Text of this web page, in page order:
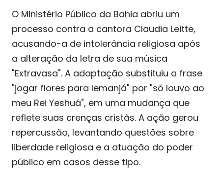
O Ministério Público da Bahia abriu um
processo contra a cantora Claudia Leitte,
acusando-a de intolerância religiosa após
a alteração da letra de sua música
"Extravasa". A adaptação substituiu a frase
"jogar flores para Iemanjá" por "só louvo ao
meu Rei Yeshuá", em uma mudança que
reflete suas crenças cristãs. A ação gerou
repercussão, levantando questões sobre
liberdade religiosa e a atuação do poder
público em casos desse tipo.